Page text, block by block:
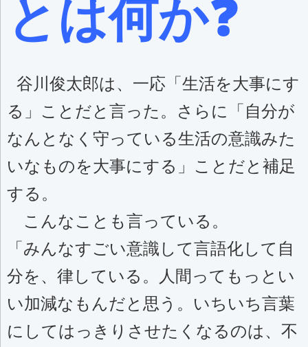
とは何か❓
谷川俊太郎は、一応「生活を大事にす
る」ことだと言った。さらに「自分が
なんとなく守っている生活の意識みた
いなものを大事にする」ことだと補足
する。
こんなことも言っている。
「みんなすごい意識して言語化して自
分を、律している。人間ってもっとい
い加減なもんだと思う。いちいち言葉
にしてはっきりさせたくなるのは、不